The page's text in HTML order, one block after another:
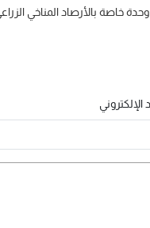
خاصة بالأرصاد المناخي
الإلكتروني